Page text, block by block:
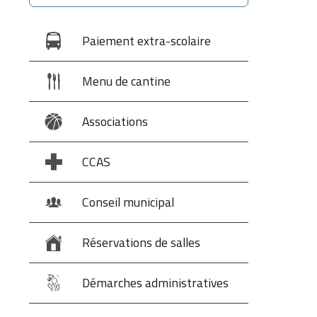
Paiement extra-scolaire
Menu de cantine
Associations
CCAS
Conseil municipal
Réservations de salles
Démarches administratives